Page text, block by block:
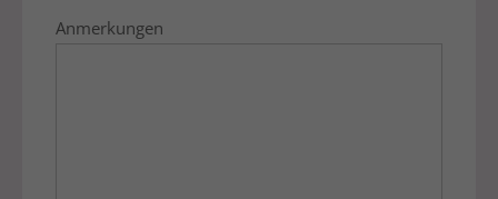
Anmerkungen